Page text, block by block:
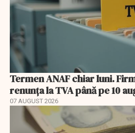
Termen ANAF chiar luni.
renunța la TVA până pe 10
07 AUGUST 2026